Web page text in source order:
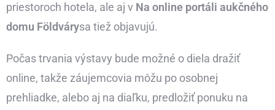
priestoroch hotela, ale aj v Na online portáli aukčného
domu Földvárysa tiež objavujú.
Počas trvania výstavy bude možné o diela dražiť
online, takže záujemcovia môžu po osobnej
prehliadke, alebo aj na diaľku, predložiť ponuku na